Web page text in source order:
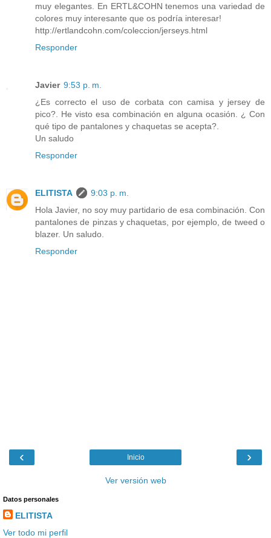
muy elegantes. En ERTL&COHN tenemos una variedad de
colores muy interesante que os podría interesar!
http://ertlandcohn.com/coleccion/jerseys.html
Responder
Javier 9:53 p. m.
¿Es correcto el uso de corbata con camisa y jersey de
pico?. He visto esa combinación en alguna ocasión. ¿ Con
qué tipo de pantalones y chaquetas se acepta?.
Un saludo
Responder
ELITISTA
9:03 p. m.
Hola Javier, no soy muy partidario de esa combinación. Con
pantalones de pinzas y chaquetas, por ejemplo, de tweed o
blazer. Un saludo.
Responder
‹ ›
Inicio
Ver versión web
Datos personales
ELITISTA
Ver todo mi perfil